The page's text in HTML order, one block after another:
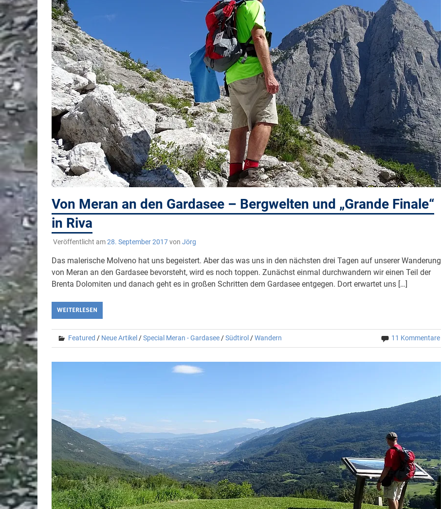
Von Meran an den Gardasee – Bergwelten und „Grande Finale“
in Riva
Veröffentlicht am28. September 2017von Jörg
Das malerische Molveno hat uns begeistert. Aber das was uns in den nächsten drei Tagen auf unserer Wanderung
von Meran an den Gardasee bevorsteht, wird es noch toppen. Zunächst einmal durchwandern wir einen Teil der
Brenta Dolomiten und danach geht es in großen Schritten dem Gardasee entgegen. Dort erwartet uns […]
WEITERLESEN
Featured / Neue Artikel /Special Meran - Gardasee/Südtirol /Wandern 11 Kommentare